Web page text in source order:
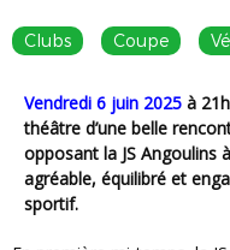
Clubs Coupe
Vendredi 6 juin 2025 à
théâtre d’une belle
opposant la JS Angoulins à
agréable, équilibré et
sportif.